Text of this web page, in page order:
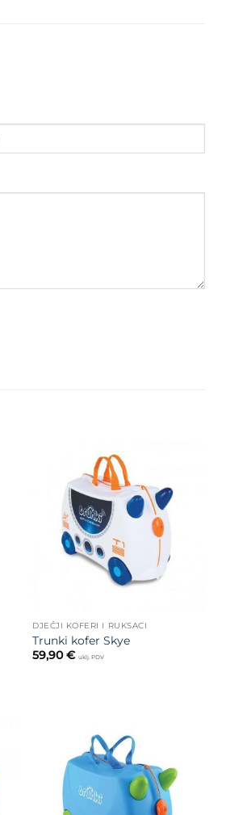
na listu
želja
DJEČJI KOFERI I RUKSACI
Trunki kofer Skye
59,90€ uklj. PDV
na listu
želja